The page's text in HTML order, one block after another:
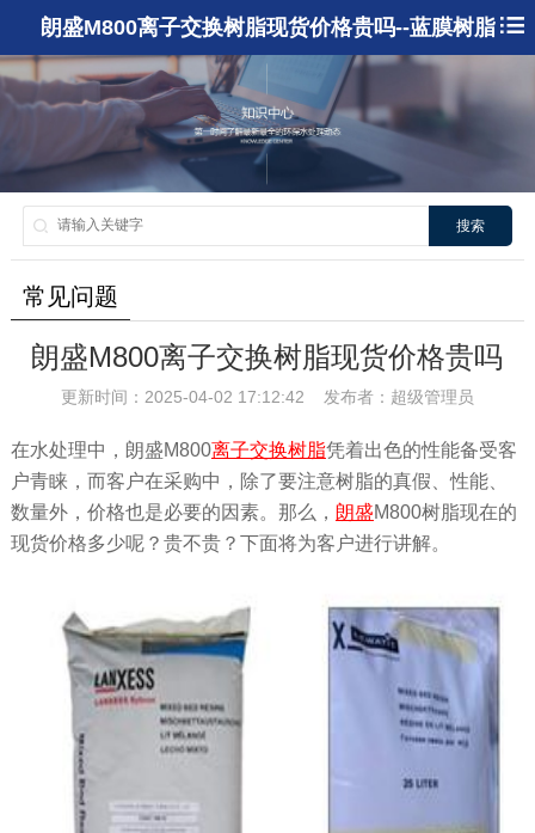
朗盛M800离子交换树脂现货价格贵吗--蓝膜树脂
搜索
常见问题
朗盛M800离子交换树脂现货价格贵吗
更新时间：2025-04-02 17:12:42 发布者：超级管理员
在水处理中，朗盛M800离子交换树脂凭着出色的性能备受客
户青睐，而客户在采购中，除了要注意树脂的真假、性能、
数量外，价格也是必要的因素。那么， 朗盛M800树脂现在的
现货价格多少呢？贵不贵？下面将为客户进行讲解。